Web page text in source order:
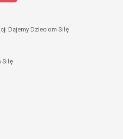
Dajemy Dzieciom Siłę